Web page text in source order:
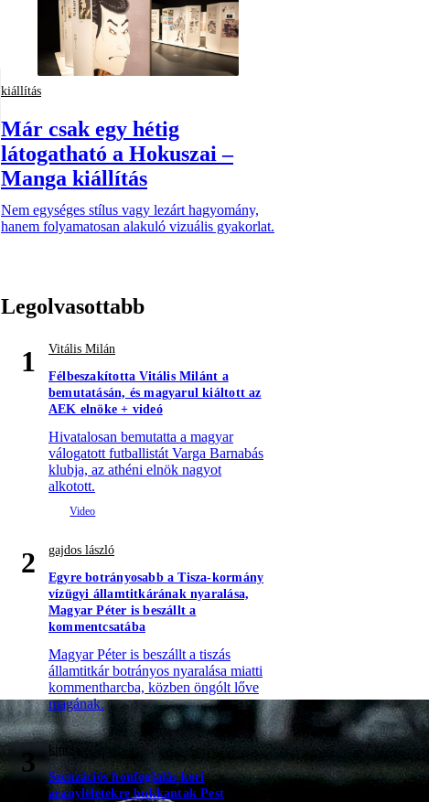
kiállítás
Már csak egy hétig
látogatható a Hokuszai –
Manga kiállítás
Nem egységes stílus vagy lezárt hagyomány,
hanem folyamatosan alakuló vizuális gyakorlat.
Legolvasottabb
1
Vitális Milán
Félbeszakította Vitális Milánt a
bemutatásán, és magyarul kiáltott az
AEK elnöke + videó
Hivatalosan bemutatta a magyar
válogatott futballistát Varga Barnabás
klubja, az athéni elnök nagyot
alkotott.
2
gajdos lászló
Egyre botrányosabb a Tisza-kormány
vízügyi államtitkárának nyaralása,
Magyar Péter is beszállt a
kommentcsatába
Magyar Péter is beszállt a tiszás
államtitkár botrányos nyaralása miatti
kommentharcba, közben öngólt lőve
magának.
3
kincs
Szenzációs honfoglalás kori
aranyleletekre bukkantak Pest